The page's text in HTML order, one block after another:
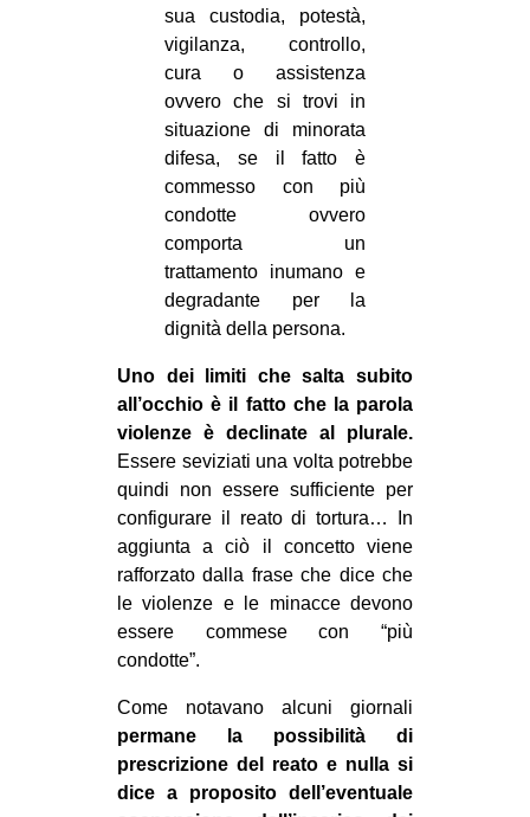
sua custodia, potestà,
vigilanza, controllo,
cura o assistenza
ovvero che si trovi in
situazione di minorata
difesa, se il fatto è
commesso con più
condotte ovvero
comporta un
trattamento inumano e
degradante per la
dignità della persona.
Uno dei limiti che salta subito
all’occhio è il fatto che la parola
violenze è declinate al plurale.
Essere seviziati una volta potrebbe
quindi non essere sufficiente per
configurare il reato di tortura… In
aggiunta a ciò il concetto viene
rafforzato dalla frase che dice che
le violenze e le minacce devono
essere commese con “più
condotte”.
Come notavano alcuni giornali
permane la possibilità di
prescrizione del reato e nulla si
dice a proposito dell’eventuale